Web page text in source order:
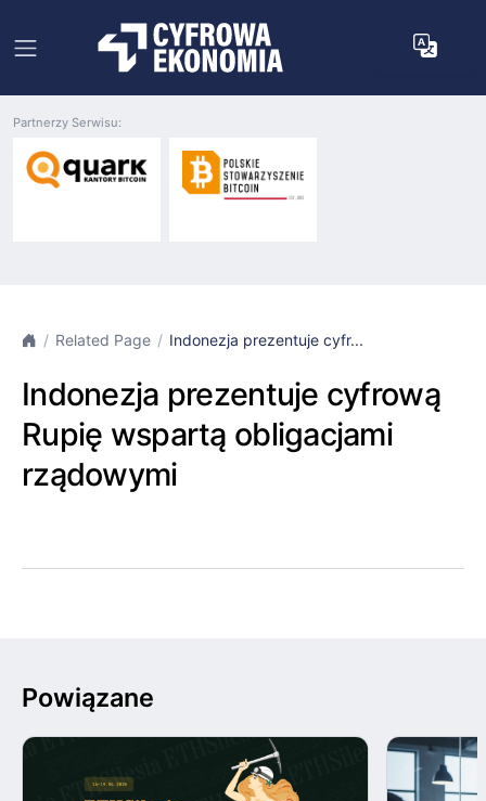
Partnerzy Serwisu:
Related Page Indonezja prezentuje cyfr...
Indonezja prezentuje cyfrową
Rupię wspartą obligacjami
rządowymi
Powiązane